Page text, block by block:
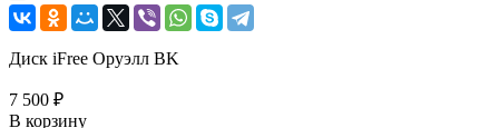
Диск iFree Оруэлл BK
7 500 ₽
В корзину